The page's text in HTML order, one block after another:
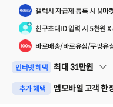
갤럭시 자급제 등록 시 M마
친구초대ID 입력 시 5천원 X
바로배송/바로유심/쿠팡유
인터넷 혜택 최대 31만원
펼쳐보기
추가 혜택 엠모바일 고객 한
펼쳐보기